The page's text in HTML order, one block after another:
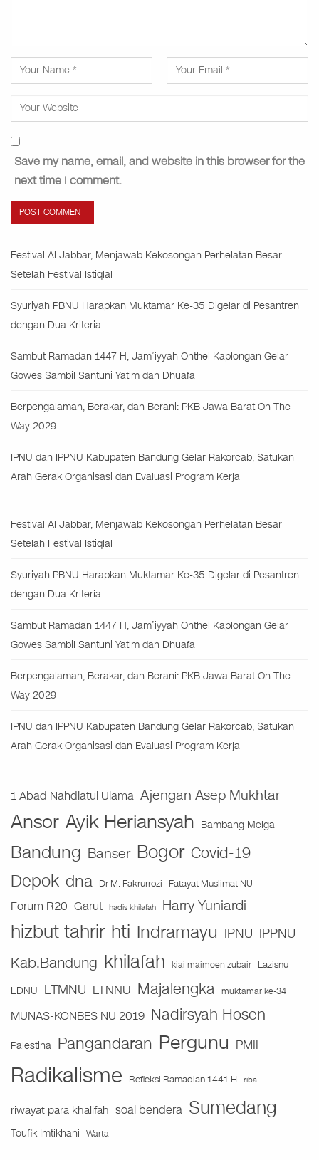
Save my name, email, and website in this browser for the
next time I comment.
Festival Al Jabbar, Menjawab Kekosongan Perhelatan Besar
Setelah Festival Istiqlal
Syuriyah PBNU Harapkan Muktamar Ke-35 Digelar di Pesantren
dengan Dua Kriteria
Sambut Ramadan 1447 H, Jam’iyyah Onthel Kaplongan Gelar
Gowes Sambil Santuni Yatim dan Dhuafa
Berpengalaman, Berakar, dan Berani: PKB Jawa Barat On The
Way 2029
IPNU dan IPPNU Kabupaten Bandung Gelar Rakorcab, Satukan
Arah Gerak Organisasi dan Evaluasi Program Kerja
Festival Al Jabbar, Menjawab Kekosongan Perhelatan Besar
Setelah Festival Istiqlal
Syuriyah PBNU Harapkan Muktamar Ke-35 Digelar di Pesantren
dengan Dua Kriteria
Sambut Ramadan 1447 H, Jam’iyyah Onthel Kaplongan Gelar
Gowes Sambil Santuni Yatim dan Dhuafa
Berpengalaman, Berakar, dan Berani: PKB Jawa Barat On The
Way 2029
IPNU dan IPPNU Kabupaten Bandung Gelar Rakorcab, Satukan
Arah Gerak Organisasi dan Evaluasi Program Kerja
1 Abad Nahdlatul Ulama Ajengan Asep Mukhtar
Ansor Ayik Heriansyah Bambang Melga
Bandung Banser Bogor Covid-19
Depok dna Dr M. Fakrurrozi Fatayat Muslimat NU
Forum R20 Garut hadis khilafah Harry Yuniardi
hizbut tahrir hti Indramayu IPNU IPPNU
Kab.Bandung khilafah kiai maimoen zubair
Lazisnu
LDNU LTMNU LTNNU Majalengka muktamar ke-34
MUNAS-KONBES NU 2019 Nadirsyah Hosen
Palestina Pangandaran Pergunu PMII
Radikalisme Refleksi Ramadlan 1441 H riba
riwayat para khalifah soal bendera Sumedang
Toufik Imtikhani Warta